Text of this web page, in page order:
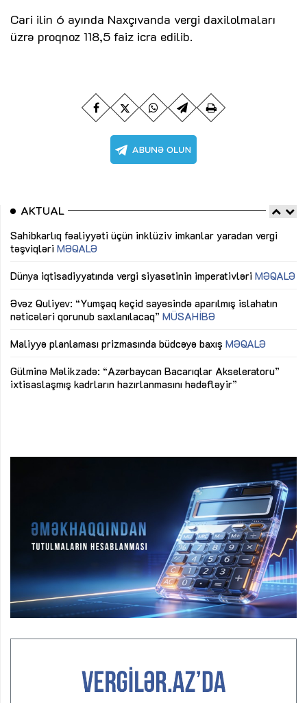
Cari ilin 6 ayında Naxçıvanda vergi daxilolmaları
üzrə proqnoz 118,5 faiz icra edilib.
AKTUAL
Sahibkarlıq fəaliyyəti üçün inklüziv imkanlar yaradan vergi
təşviqləri MƏQALƏ
Dünya iqtisadiyyatında vergi siyasətinin imperativləri MƏQALƏ
Əvəz Quliyev: “Yumşaq keçid sayəsində aparılmış islahatın
nəticələri qorunub saxlanılacaq” MÜSAHİBƏ
Maliyyə planlaması prizmasında büdcəyə baxış MƏQALƏ
Gülminə Məlikzadə: “Azərbaycan Bacarıqlar Akseleratoru”
ixtisaslaşmış kadrların hazırlanmasını hədəfləyir”